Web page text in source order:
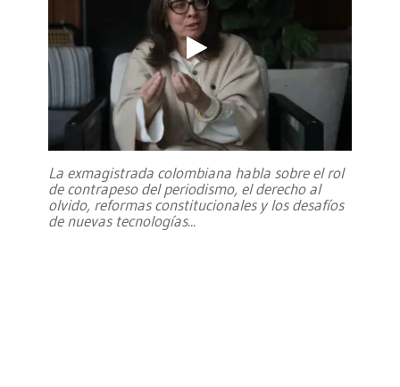
La exmagistrada colombiana habla sobre el rol
de contrapeso del periodismo, el derecho al
olvido, reformas constitucionales y los desafíos
de nuevas tecnologías...